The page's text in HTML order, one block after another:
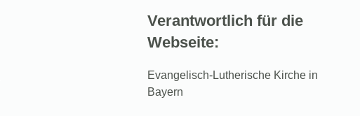
Verantwortlich für die
Webseite:
Evangelisch-Lutherische Kirche in
Bayern